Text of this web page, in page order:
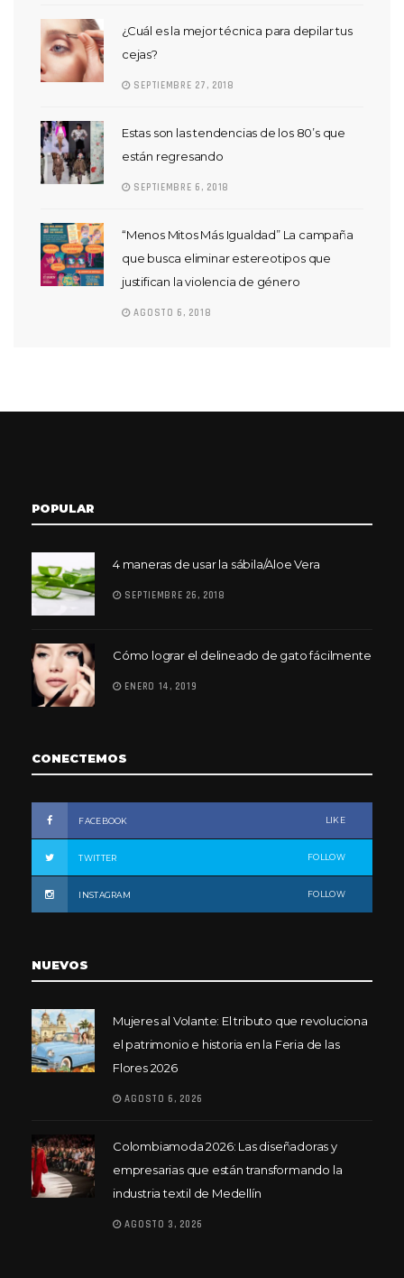
¿Cuál es la mejor técnica para depilar tus
cejas?
SEPTIEMBRE 27, 2018
Estas son las tendencias de los 80’s que
están regresando
SEPTIEMBRE 6, 2018
“Menos Mitos Más Igualdad” La campaña
que busca eliminar estereotipos que
justifican la violencia de género
AGOSTO 6, 2018
POPULAR
4 maneras de usar la sábila/Aloe Vera
SEPTIEMBRE 26, 2018
Cómo lograr el delineado de gato fácilmente
ENERO 14, 2019
CONECTEMOS
FACEBOOK LIKE
TWITTER FOLLOW
INSTAGRAM FOLLOW
NUEVOS
Mujeres al Volante: El tributo que revoluciona
el patrimonio e historia en la Feria de las
Flores 2026
AGOSTO 6, 2026
Colombiamoda 2026: Las diseñadoras y
empresarias que están transformando la
industria textil de Medellín
AGOSTO 3, 2026